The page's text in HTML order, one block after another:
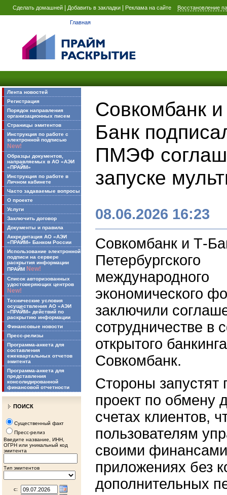
Сделать домашней Добавить в закладки Реклама на сайте Восстановление
Главная
Лента новостей
Регистрация
Порядок направления
организационных писем
Страницы эмитентов
Инструкция по работе с
электронной подписью
New!
Образцы документов,
направляемых в АО «АЭИ
«ПРАЙМ»
Инструкция по работе в
Личном кабинете
Часто задаваемые вопросы
О проекте
Услуги
Заключить договор
Документы и правила
Аккредитация АО «АЭИ
«ПРАЙМ» Банком России
Использование электронной
подписи на сервере
раскрытия информации
ПРАЙМ New!
Список авторизованных
удостоверяющих центров
New!
Технические условия
осуществления АО «АЭИ
«ПРАЙМ» действий по
раскрытию информации
Финансовые новости
Пресс-релизы
Программа-анкета для
составления
ежеквартальных отчетов
эмитента
Программа-анкета для
представления
консолидированной
финансовой отчетности
ПОИСК
Существенный факт
Пресс-релиз
Введите название, ИНН,
ОГРН или уникальный код
эмитента
Тип эмитентов
с:
Совкомбанк
Банк
ПМЭФ
запуске
08.06.2026 16:23
Совкомбанк и Т-
Петербургского
международного
экономического
заключили
сотрудничестве в
открытого
Совкомбанк.
Стороны запустят
проект по обмену
счетах клиентов,
пользователям
своими
приложениях без
дополнительных